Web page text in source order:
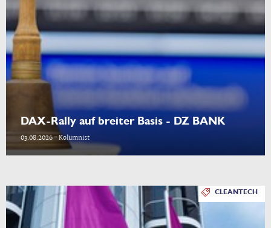
DAX-Rally auf breiter Basis - DZ BANK
03.08.2026 - Kolumnist
CLEANTECH